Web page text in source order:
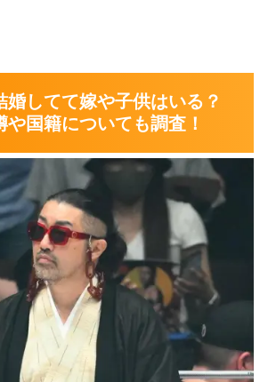
婚してて嫁や子供はいる？
国籍についても調査！